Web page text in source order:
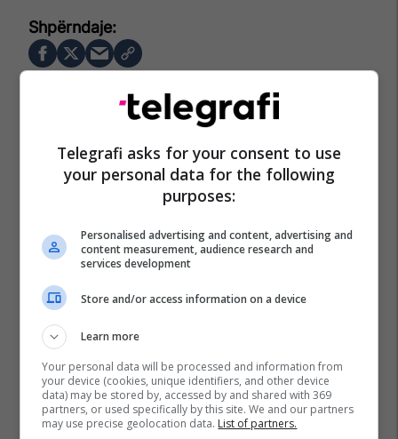
Telegrafi asks for your consent to use
your personal data for the following
purposes:
Personalised advertising and content, advertising and
content measurement, audience research and
services development
Store and/or access information on a device
Learn more
Your personal data will be processed and information from
your device (cookies, unique identifiers, and other device
data) may be stored by, accessed by and shared with 369
partners, or used specifically by this site. We and our partners
may use precise geolocation data. List of partners.